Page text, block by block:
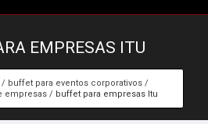
EMPRESAS ITU
buffet para eventos corporativos
empresas
buffet para empresas Itu